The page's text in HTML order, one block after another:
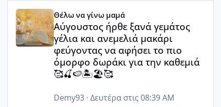
Αύγουστος ήρθε ξανά γεμάτος γέλια και ανεμελιά
Θέλω να γίνω μαμά
Αύγουστος ήρθε ξανά γεμάτος
γέλια και ανεμελιά μακάρι
φεύγοντας να αφήσει το πιο
όμορφο δωράκι για την καθεμιά
🥰🍒🍉🏝️🏖️🥰
Demy93· Δευτέρα στις 08:39 AM